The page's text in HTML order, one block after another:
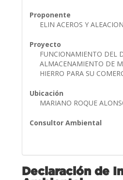
Proponente
ELIN ACEROS Y
Proyecto
FUNCIONAMIENTO DEL
ALMACENAMIENTO DE
HIERRO PARA SU
Ubicación
MARIANO ROQUE
Consultor Ambiental
Declaración de